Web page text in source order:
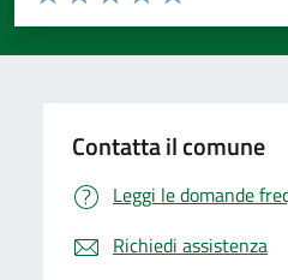
Valuta 5 stelle
Valuta 4 stelle su 5
Valuta 3 stelle su 5
Valuta 2 stelle su 5
Valuta 1 stelle su 5
Contatta il comune
Leggi le domande
Richiedi assistenza